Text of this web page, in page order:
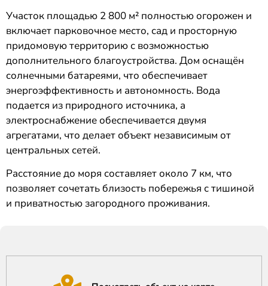
Участок площадью 2 800 м² полностью огорожен и
включает парковочное место, сад и просторную
придомовую территорию с возможностью
дополнительного благоустройства. Дом оснащён
солнечными батареями, что обеспечивает
энергоэффективность и автономность. Вода
подается из природного источника, а
электроснабжение обеспечивается двумя
агрегатами, что делает объект независимым от
центральных сетей.
Расстояние до моря составляет около 7 км, что
позволяет сочетать близость побережья с тишиной
и приватностью загородного проживания.